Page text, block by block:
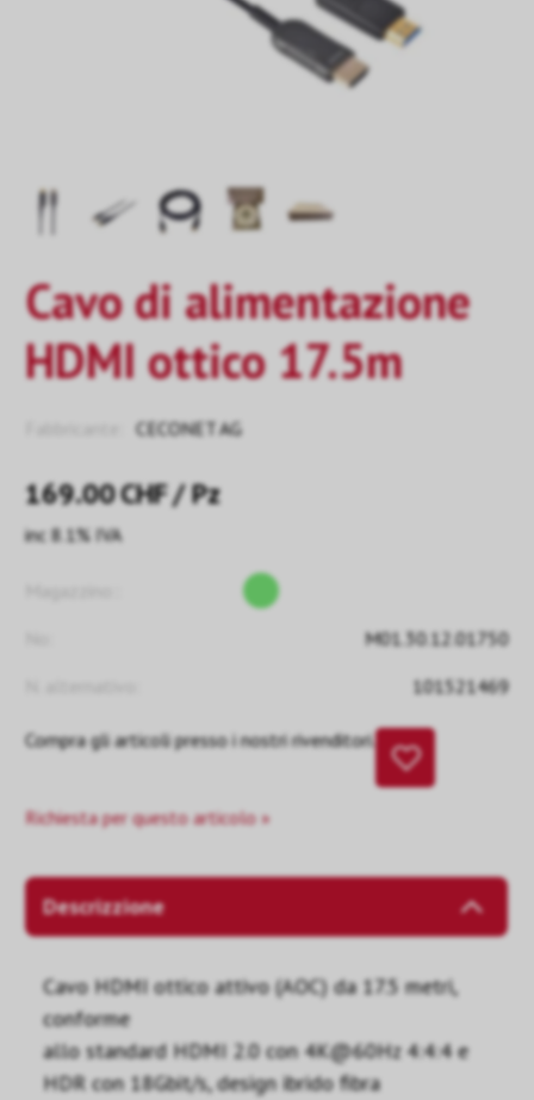
Cavo di alimentazione
HDMI ottico 17.5m
CECONET AG
169.00CHF/ Pz
inc 8.1% IVA
M01.30.12.01750
101521469
Compra gli articoli presso i nostri rivenditori.
Richiesta per questo articolo »
Descrizzione
Cavo HDMI ottico attivo (AOC) da 17.5 metri,
conforme
allo standard HDMI 2.0 con 4K@60Hz 4:4:4 e
HDR con 18Gbit/s, design ibrido fibra